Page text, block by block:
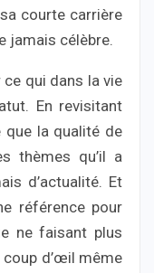
courte carrière
jamais célèbre.
ce qui dans la vie
En revisitant
la qualité de
thèmes qu’il a
d’actualité. Et
référence pour
ne faisant plus
coup d’œil même